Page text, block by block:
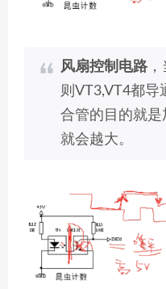
风扇控制电路
则VT3,VT4都导
合管的目的就
就会越大。